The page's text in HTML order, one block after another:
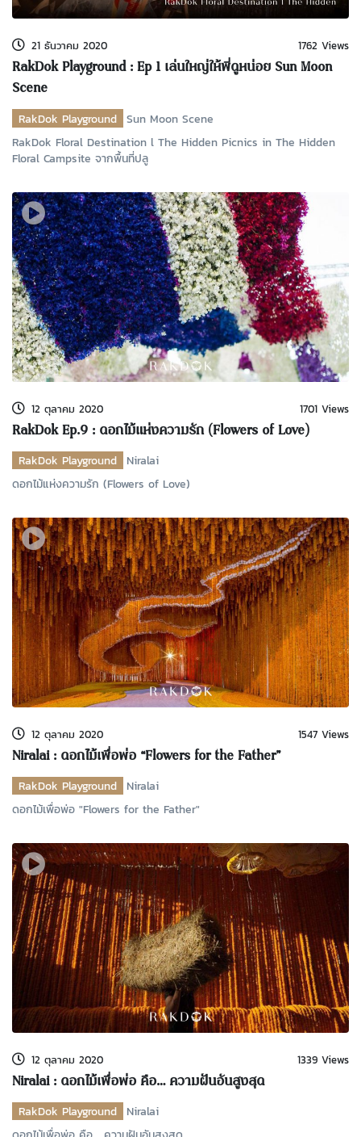
21 ธันวาคม 2020 1762 Views
RakDok Playground : Ep 1 เล่นใหญ่ให้พี่ดูหน่อย Sun Moon
Scene
RakDok Playground Sun Moon Scene
RakDok Floral Destination l The Hidden Picnics in The Hidden
Floral Campsite จากพื้นที่ปลู
12 ตุลาคม 2020 1701 Views
RakDok Ep.9 : ดอกไม้แห่งความรัก (Flowers of Love)
RakDok Playground
Niralai
ดอกไม้แห่งความรัก (Flowers of Love)
12 ตุลาคม 2020 1547 Views
Niralai : ดอกไม้เพื่อพ่อ “Flowers for the Father”
RakDok Playground
Niralai
ดอกไม้เพื่อพ่อ "Flowers for the Father"
12 ตุลาคม 2020 1339 Views
Niralai : ดอกไม้เพื่อพ่อ คือ… ความฝันอันสูงสุด
RakDok Playground
Niralai